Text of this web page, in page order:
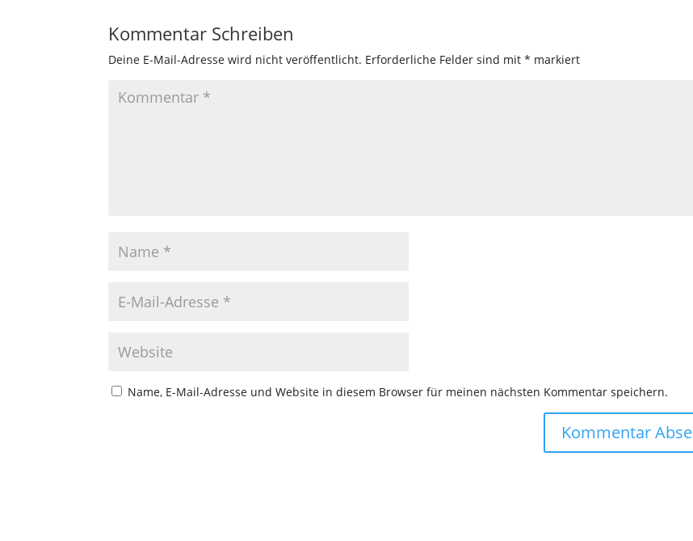
Kommentar Schreiben
Deine E-Mail-Adresse wird nicht veröffentlicht. Erforderliche Felder sind mit* markiert
Name, E-Mail-Adresse und Website in diesem Browser für meinen nächsten Kommentar speichern.